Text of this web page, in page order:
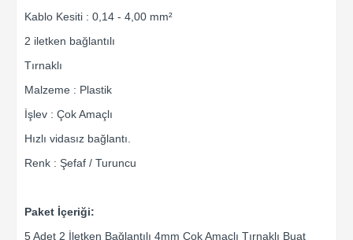
Kablo Kesiti : 0,14 - 4,00 mm²
2 iletken bağlantılı
Tırnaklı
Malzeme : Plastik
İşlev : Çok Amaçlı
Hızlı vidasız bağlantı.
Renk : Şefaf / Turuncu
Paket İçeriği:
5 Adet 2 İletken Bağlantılı 4mm Çok Amaçlı Tırnaklı Buat